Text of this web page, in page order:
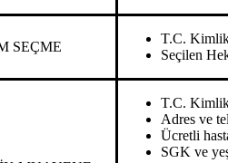
SEÇME
T.C. Kimlik
Seçilen
T.C. Kimlik
Adres ve
Ücretli
SGK ve